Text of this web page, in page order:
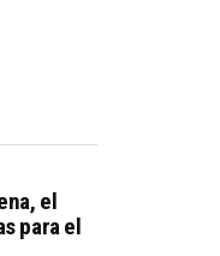
el
para el